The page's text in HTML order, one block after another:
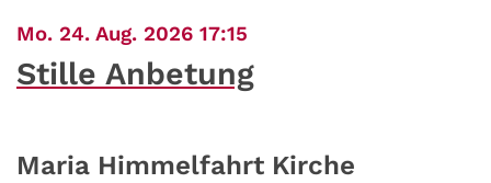
Mo. 24. Aug. 2026 17:15
Stille Anbetung
Maria Himmelfahrt Kirche